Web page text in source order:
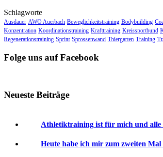
Schlagworte
Ausdauer AWO Auerbach Beweglichkeitstraining Bodybuilding
Konzentration Koordinationstraining Krafttraining Kreissportbund
Regenerationstraining Sprint Sprossenwand Thiergarten Training
Folge uns auf Facebook
Neueste Beiträge
Athletiktraining ist für mich und alle
Heute habe ich mir zum zweiten